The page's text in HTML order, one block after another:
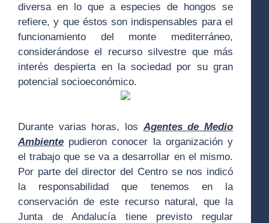
diversa en lo que a especies de hongos se
refiere, y que éstos son indispensables para el
funcionamiento del monte mediterráneo,
considerándose el recurso silvestre que más
interés despierta en la sociedad por su gran
potencial socioeconómico.
Durante varias horas, los Agentes de Medio
Ambiente pudieron conocer la organización y
el trabajo que se va a desarrollar en el mismo.
Por parte del director del Centro se nos indicó
la responsabilidad que tenemos en la
conservación de este recurso natural, que la
Junta de Andalucía tiene previsto regular